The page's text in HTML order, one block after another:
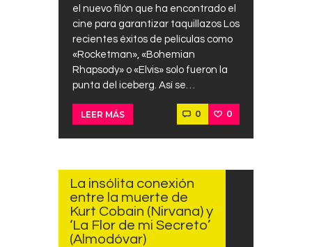
el nuevo filón que ha encontrado el
cine para garantizar taquillazos Los
recientes éxitos de películas como
«Rocketman», «Bohemian
Rhapsody» o «Elvis» solo fueron la
punta del iceberg. Así se…
LEER MÁS 0 0
2024
La insólita conexión
entre la muerte de
Kurt Cobain (Nirvana) y
‘La Flor de mi Secreto’
(Almodóvar)